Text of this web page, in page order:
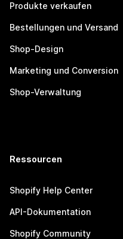
Produkte verkaufen
Bestellungen und Versand
Shop-Design
Marketing und Conversion
Shop-Verwaltung
Ressourcen
Shopify Help Center
API-Dokumentation
Shopify Community